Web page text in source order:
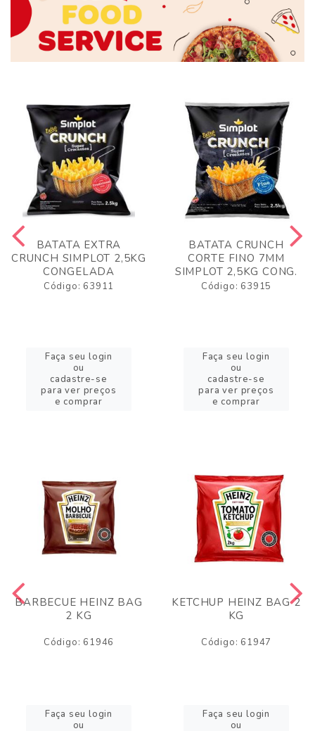
BATATA EXTRA
CRUNCH SIMPLOT 2,5KG
CONGELADA
Código: 63911
Faça seu login
ou
cadastre-se
para ver preços
e comprar
BATATA CRUNCH
CORTE FINO 7MM
SIMPLOT 2,5KG CONG.
Código: 63915
Faça seu login
ou
cadastre-se
para ver preços
e comprar
BARBECUE HEINZ BAG
2 KG
Código: 61946
Faça seu login
ou
KETCHUP HEINZ BAG 2
KG
Código: 61947
Faça seu login
ou